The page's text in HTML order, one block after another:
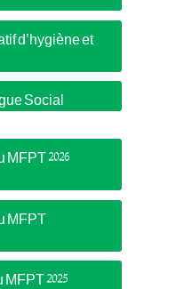
d’hygiène et
Social
2026
MFPT
2025